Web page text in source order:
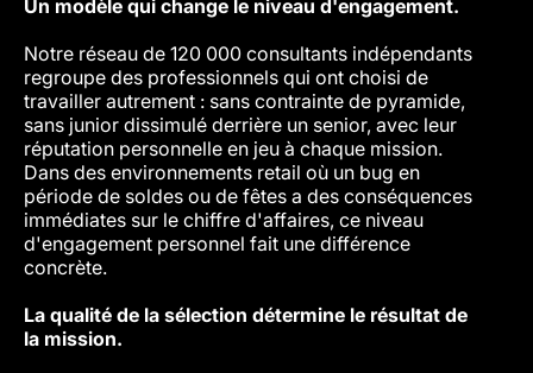
Un modèle qui change le niveau d'engagement.
Notre réseau de 120 000 consultants indépendants
regroupe des professionnels qui ont choisi de
travailler autrement : sans contrainte de pyramide,
sans junior dissimulé derrière un senior, avec leur
réputation personnelle en jeu à chaque mission.
Dans des environnements retail où un bug en
période de soldes ou de fêtes a des conséquences
immédiates sur le chiffre d'affaires, ce niveau
d'engagement personnel fait une différence
concrète.
La qualité de la sélection détermine le résultat de
la mission.